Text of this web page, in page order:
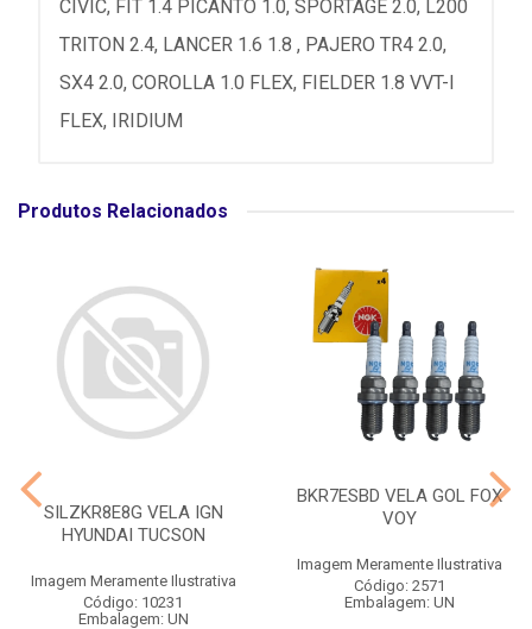
CIVIC, FIT 1.4 PICANTO 1.0, SPORTAGE 2.0, L200
TRITON 2.4, LANCER 1.6 1.8 , PAJERO TR4 2.0,
SX4 2.0, COROLLA 1.0 FLEX, FIELDER 1.8 VVT-I
FLEX, IRIDIUM
Produtos Relacionados
SILZKR8E8G VELA IGN
HYUNDAI TUCSON
Imagem Meramente Ilustrativa
Código: 10231
Embalagem: UN
BKR7ESBD VELA GOL FOX
VOY
Imagem Meramente Ilustrativa
Código: 2571
Embalagem: UN